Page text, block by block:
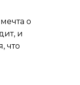
о
и
что